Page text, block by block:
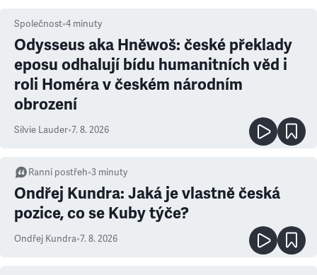
Společnost•4 minuty
Odysseus aka Hněwoš: české překlady
eposu odhalují bídu humanitních věd i
roli Homéra v českém národním
obrození
Silvie Lauder•7. 8. 2026
Ranní postřeh•3 minuty
Ondřej Kundra: Jaká je vlastně česká
pozice, co se Kuby týče?
Ondřej Kundra•7. 8. 2026